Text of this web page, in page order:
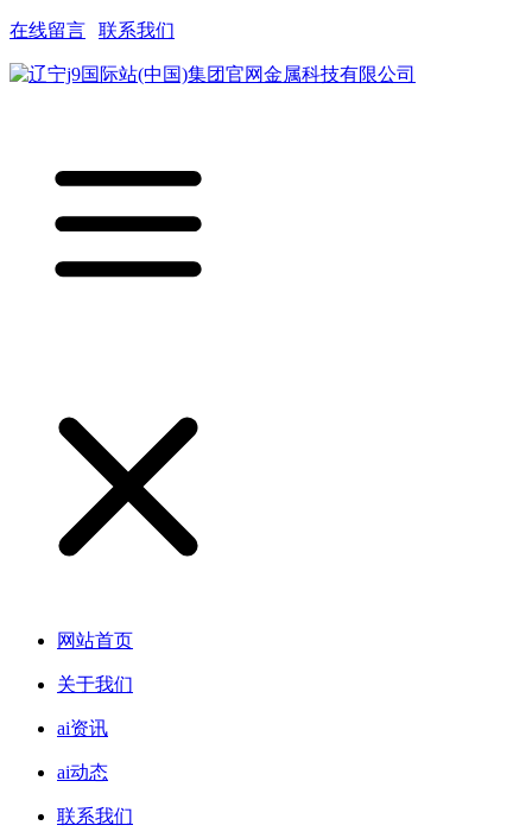
在线留言 联系我们
网站首页
关于我们
ai资讯
ai动态
联系我们